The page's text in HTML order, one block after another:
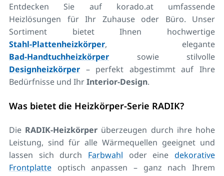
Entdecken Sie auf korado.at umfassende
Heizlösungen für Ihr Zuhause oder Büro. Unser
Sortiment bietet Ihnen hochwertige
Stahl‑Plattenheizkörper, elegante
Bad‑Handtuchheizkörper sowie stilvolle
Designheizkörper – perfekt abgestimmt auf Ihre
Bedürfnisse und IhrInterior‑Design.
Was bietet die Heizkörper-Serie RADIK?
Die RADIK-Heizkörper überzeugen durch ihre hohe
Leistung, sind für alle Wärmequellen geeignet und
lassen sich durch Farbwahl oder eine dekorative
Frontplatte optisch anpassen – ganz nach Ihrem